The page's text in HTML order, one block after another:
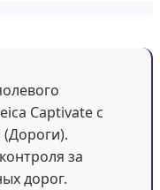
Captivate с
за
дорог.